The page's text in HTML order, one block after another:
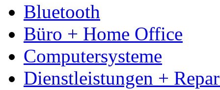
Bluetooth
Büro + Home Office
Computersysteme
Dienstleistungen +